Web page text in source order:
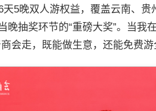
天5晚双人游权益，覆盖云南、
晚抽奖环节的“重磅大奖”。当我
会走，既能做生意，还能免费游